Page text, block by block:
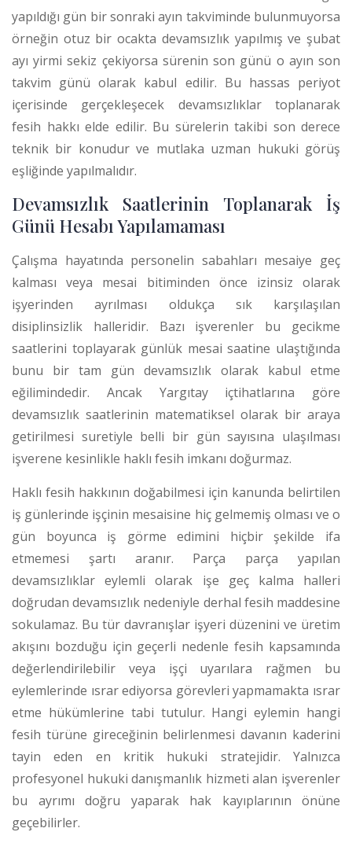
yapıldığı gün bir sonraki ayın takviminde bulunmuyorsa
örneğin otuz bir ocakta devamsızlık yapılmış ve şubat
ayı yirmi sekiz çekiyorsa sürenin son günü o ayın son
takvim günü olarak kabul edilir. Bu hassas periyot
içerisinde gerçekleşecek devamsızlıklar toplanarak
fesih hakkı elde edilir. Bu sürelerin takibi son derece
teknik bir konudur ve mutlaka uzman hukuki görüş
eşliğinde yapılmalıdır.
Devamsızlık Saatlerinin Toplanarak İş
Günü Hesabı Yapılamaması
Çalışma hayatında personelin sabahları mesaiye geç
kalması veya mesai bitiminden önce izinsiz olarak
işyerinden ayrılması oldukça sık karşılaşılan
disiplinsizlik halleridir. Bazı işverenler bu gecikme
saatlerini toplayarak günlük mesai saatine ulaştığında
bunu bir tam gün devamsızlık olarak kabul etme
eğilimindedir. Ancak Yargıtay içtihatlarına göre
devamsızlık saatlerinin matematiksel olarak bir araya
getirilmesi suretiyle belli bir gün sayısına ulaşılması
işverene kesinlikle haklı fesih imkanı doğurmaz.
Haklı fesih hakkının doğabilmesi için kanunda belirtilen
iş günlerinde işçinin mesaisine hiç gelmemiş olması ve o
gün boyunca iş görme edimini hiçbir şekilde ifa
etmemesi şartı aranır. Parça parça yapılan
devamsızlıklar eylemli olarak işe geç kalma halleri
doğrudan devamsızlık nedeniyle derhal fesih maddesine
sokulamaz. Bu tür davranışlar işyeri düzenini ve üretim
akışını bozduğu için geçerli nedenle fesih kapsamında
değerlendirilebilir veya işçi uyarılara rağmen bu
eylemlerinde ısrar ediyorsa görevleri yapmamakta ısrar
etme hükümlerine tabi tutulur. Hangi eylemin hangi
fesih türüne gireceğinin belirlenmesi davanın kaderini
tayin eden en kritik hukuki stratejidir. Yalnızca
profesyonel hukuki danışmanlık hizmeti alan işverenler
bu ayrımı doğru yaparak hak kayıplarının önüne
geçebilirler.